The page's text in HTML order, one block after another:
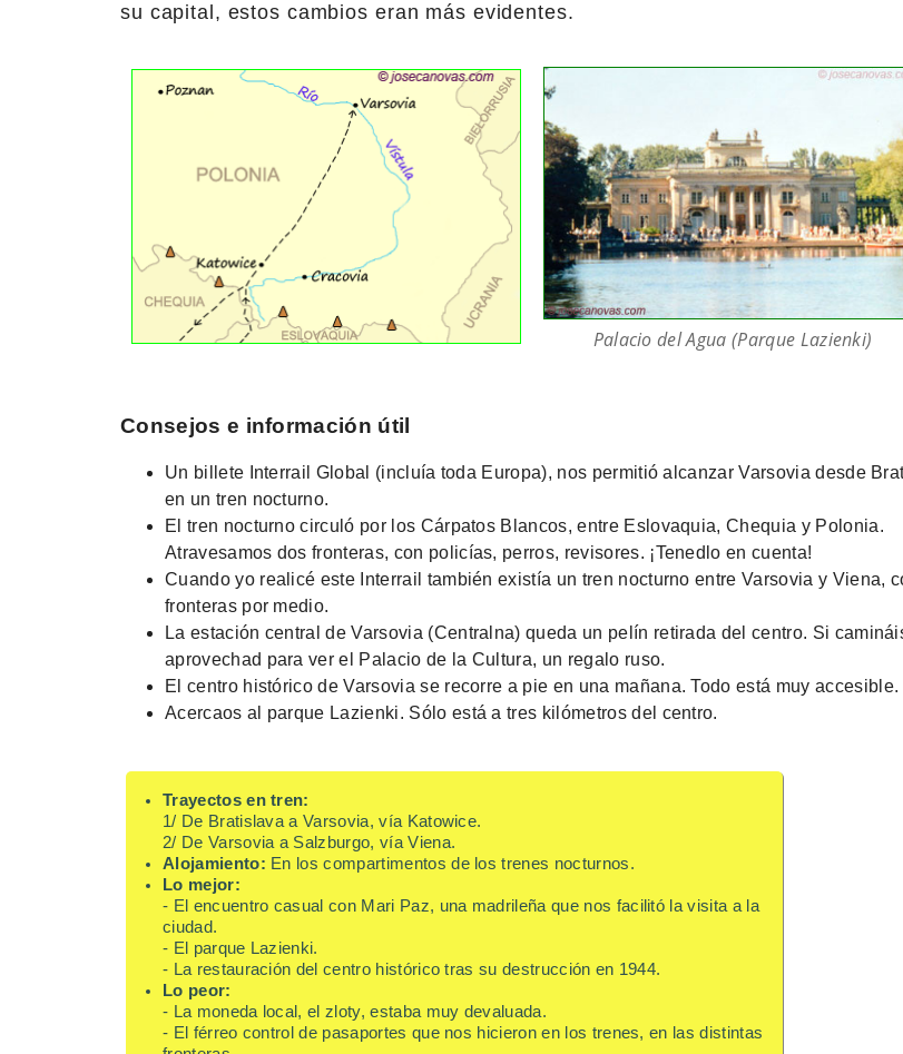
su capital, estos cambios eran más evidentes.
Palacio del Agua (Parque Lazienki)
Consejos e información útil
Un billete Interrail Global (incluía toda Europa), nos permitió alcanzar Varsovia desde
en un tren nocturno.
El tren nocturno circuló por los Cárpatos Blancos, entre Eslovaquia, Chequia y Polonia.
Atravesamos dos fronteras, con policías, perros, revisores. ¡Tenedlo en cuenta!
Cuando yo realicé este Interrail también existía un tren nocturno entre Varsovia y Viena,
fronteras por medio.
La estación central de Varsovia (Centralna) queda un pelín retirada del centro. Si
aprovechad para ver el Palacio de la Cultura, un regalo ruso.
El centro histórico de Varsovia se recorre a pie en una mañana. Todo está muy accesible.
Acercaos al parque Lazienki. Sólo está a tres kilómetros del centro.
Trayectos en tren:
1/ De Bratislava a Varsovia, vía Katowice.
2/ De Varsovia a Salzburgo, vía Viena.
Alojamiento: En los compartimentos de los trenes nocturnos.
Lo mejor:
- El encuentro casual con Mari Paz, una madrileña que nos facilitó la visita a la
ciudad.
- El parque Lazienki.
- La restauración del centro histórico tras su destrucción en 1944.
Lo peor:
- La moneda local, el zloty, estaba muy devaluada.
- El férreo control de pasaportes que nos hicieron en los trenes, en las distintas